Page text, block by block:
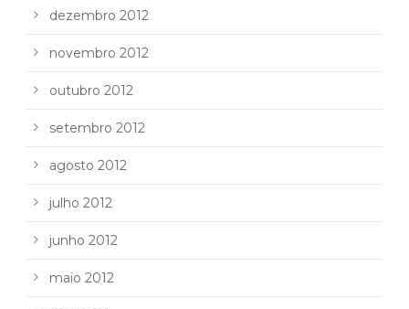
dezembro 2012
novembro 2012
outubro 2012
setembro 2012
agosto 2012
julho 2012
junho 2012
maio 2012